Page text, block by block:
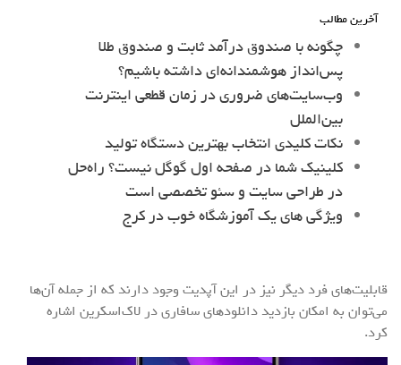
آخرین مطالب
چگونه با صندوق درآمد ثابت و صندوق طلا
پس‌انداز هوشمندانه‌ای داشته باشیم؟
وب‌سایت‌های ضروری در زمان قطعی اینترنت
بین‌الملل
نکات کلیدی انتخاب بهترین دستگاه تولید
کلینیک شما در صفحه اول گوگل نیست؟ راه‌حل
در طراحی سایت و سئو تخصصی است
ویژگی های یک آموزشگاه خوب در کرج
قابلیت‌های فرد دیگر نیز در این آپدیت وجود دارند که از جمله آن‌ها
می‌توان به امکان بازدید دانلودهای سافاری در لاک‌اسکرین اشاره
کرد.